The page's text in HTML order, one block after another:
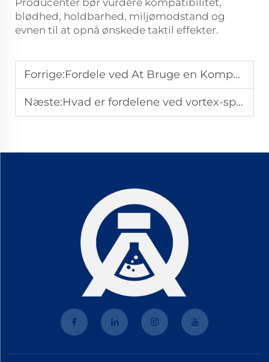
Producenter bør vurdere kompatibilitet,
blødhed, holdbarhed, miljømodstand og
evnen til at opnå ønskede taktil effekter.
Forrige:Fordele ved At Bruge en Kompakt Udvidelig Mikrosfærer-Løsning
Næste:Hvad er fordelene ved vortex-spindelolie i garnproduktion